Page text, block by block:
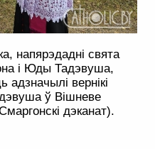
напярэдадні свята
і Юды Тадэвуша,
вернікі
ў Вішневе
дэканат).